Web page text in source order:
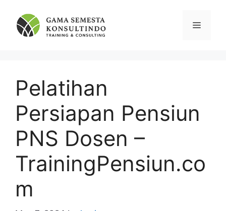
content
Menu
Pelatihan
Persiapan Pensiun
PNS Dosen –
TrainingPensiun.co
m